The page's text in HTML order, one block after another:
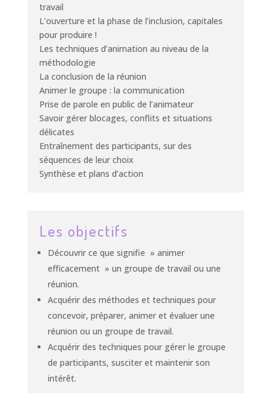
travail
L’ouverture et la phase de l’inclusion, capitales
pour produire !
Les techniques d’animation au niveau de la
méthodologie
La conclusion de la réunion
Animer le groupe : la communication
Prise de parole en public de l’animateur
Savoir gérer blocages, conflits et situations
délicates
Entraînement des participants, sur des
séquences de leur choix
Synthèse et plans d’action
Les objectifs
Découvrir ce que signifie » animer
efficacement » un groupe de travail ou une
réunion.
Acquérir des méthodes et techniques pour
concevoir, préparer, animer et évaluer une
réunion ou un groupe de travail.
Acquérir des techniques pour gérer le groupe
de participants, susciter et maintenir son
intérêt.